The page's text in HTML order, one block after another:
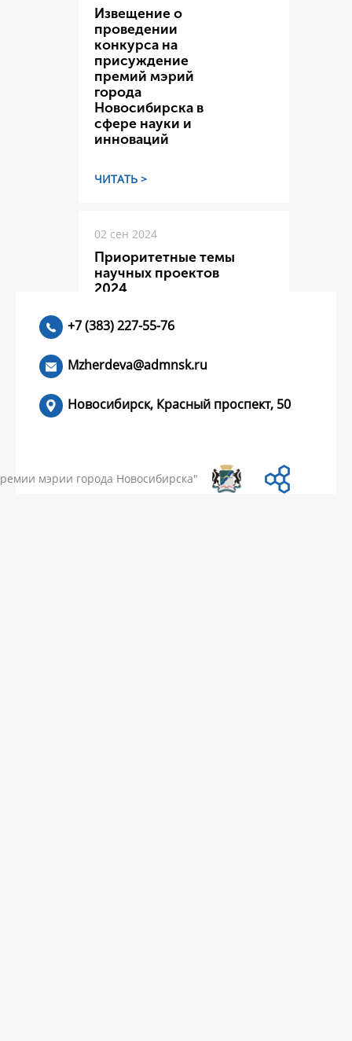
Извещение о
проведении
конкурса на
присуждение
премий мэрий
города
Новосибирска в
сфере науки и
инноваций
ЧИТАТЬ >
02 сен 2024
Приоритетные темы
научных проектов
2024
ЧИТАТЬ >
+7 (383) 227-55-76
Mzherdeva@admnsk.ru
Новосибирск, Красный проспект, 50
мэрии города Новосибирска"